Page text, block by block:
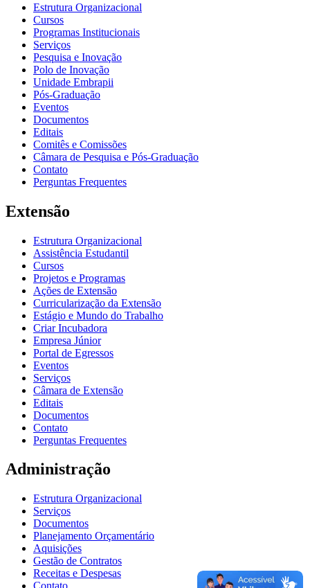
Estrutura Organizacional
Cursos
Programas Institucionais
Serviços
Pesquisa e Inovação
Polo de Inovação
Unidade Embrapii
Pós-Graduação
Eventos
Documentos
Editais
Comitês e Comissões
Câmara de Pesquisa e Pós-Graduação
Contato
Perguntas Frequentes
Extensão
Estrutura Organizacional
Assistência Estudantil
Cursos
Projetos e Programas
Ações de Extensão
Curricularização da Extensão
Estágio e Mundo do Trabalho
Criar Incubadora
Empresa Júnior
Portal de Egressos
Eventos
Serviços
Câmara de Extensão
Editais
Documentos
Contato
Perguntas Frequentes
Administração
Estrutura Organizacional
Serviços
Documentos
Planejamento Orçamentário
Aquisições
Gestão de Contratos
Receitas e Despesas